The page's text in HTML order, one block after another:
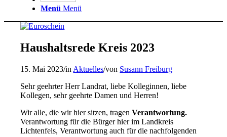
Menü Menü
Haushaltsrede Kreis 2023
15. Mai 2023/in Aktuelles/von Susann Freiburg
Sehr geehrter Herr Landrat, liebe Kolleginnen, liebe
Kollegen, sehr geehrte Damen und Herren!
Wir alle, die wir hier sitzen, tragenVerantwortung.
Verantwortung für die Bürger hier im Landkreis
Lichtenfels, Verantwortung auch für die nachfolgenden